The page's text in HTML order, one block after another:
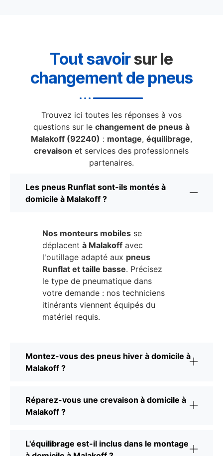
Tout savoirsur le
changement de pneus
Trouvez ici toutes les réponses à vos
questions sur le changement de pneus à
Malakoff (92240) : montage, équilibrage,
crevaison et services des professionnels
partenaires.
Les pneus Runflat sont-ils montés à
domicile à Malakoff ?
Nos monteurs mobiles se
déplacent à Malakoff avec
l'outillage adapté aux pneus
Runflat et taille basse. Précisez
le type de pneumatique dans
votre demande : nos techniciens
itinérants viennent équipés du
matériel requis.
Montez-vous des pneus hiver à domicile à
Malakoff ?
Réparez-vous une crevaison à domicile à
Malakoff ?
L'équilibrage est-il inclus dans le montage